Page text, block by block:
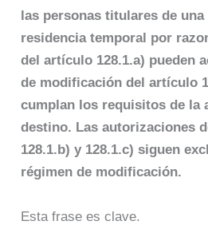
las personas titulares de
residencia temporal por
del artículo 128.1.a) pueden
de modificación del artículo
cumplan los requisitos de la
destino. Las autorizaciones
128.1.b) y 128.1.c) siguen
régimen de modificación.
Esta frase es clave.